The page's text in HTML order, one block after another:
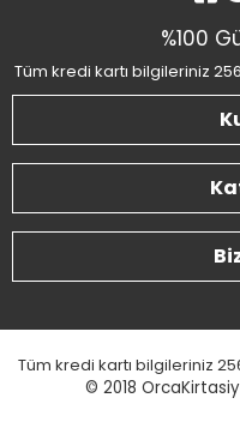
%100
Tüm kredi kartı bilgileriniz
Tüm kredi kartı bilgileriniz
© 2018